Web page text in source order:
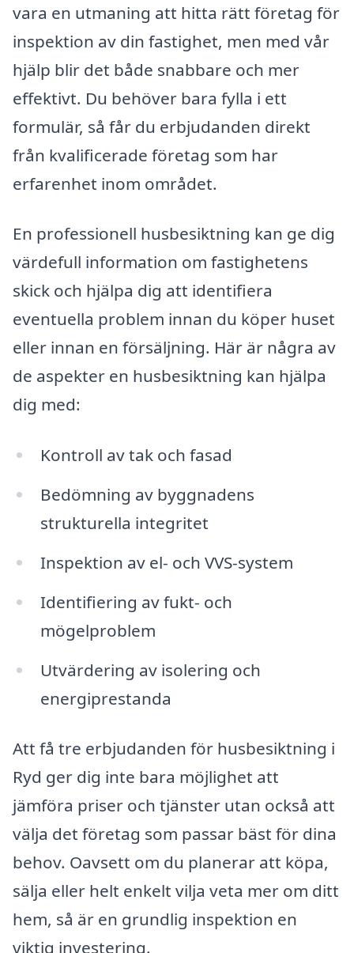
vara en utmaning att hitta rätt företag för
inspektion av din fastighet, men med vår
hjälp blir det både snabbare och mer
effektivt. Du behöver bara fylla i ett
formulär, så får du erbjudanden direkt
från kvalificerade företag som har
erfarenhet inom området.
En professionell husbesiktning kan ge dig
värdefull information om fastighetens
skick och hjälpa dig att identifiera
eventuella problem innan du köper huset
eller innan en försäljning. Här är några av
de aspekter en husbesiktning kan hjälpa
dig med:
Kontroll av tak och fasad
Bedömning av byggnadens
strukturella integritet
Inspektion av el- och VVS-system
Identifiering av fukt- och
mögelproblem
Utvärdering av isolering och
energiprestanda
Att få tre erbjudanden för husbesiktning i
Ryd ger dig inte bara möjlighet att
jämföra priser och tjänster utan också att
välja det företag som passar bäst för dina
behov. Oavsett om du planerar att köpa,
sälja eller helt enkelt vilja veta mer om ditt
hem, så är en grundlig inspektion en
viktig investering.